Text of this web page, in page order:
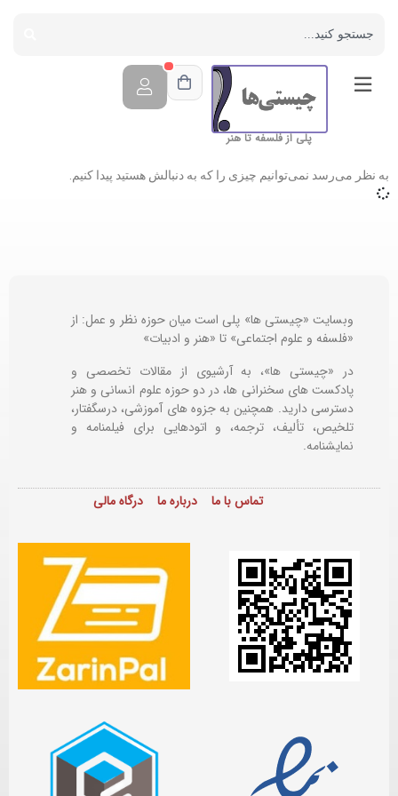
پلی از فلسفه تا هنر
به نظر می‌رسد نمی‌توانیم چیزی را که به دنبالش هستید پیدا کنیم.
وبسایت «چیستی ها» پلی است میان حوزه نظر و عمل: از
«فلسفه و علوم اجتماعی» تا «هنر و ادبیات»
در «چیستی ها»، به آرشیوی از مقالات تخصصی و
پادکست های سخنرانی ها، در دو حوزه علوم انسانی و هنر
دسترسی دارید. همچنین به جزوه های آموزشی، درسگفتار،
تلخیص، تألیف، ترجمه، و اتودهایی برایفیلمنامه و
نمایشنامه.
تماس با ما درباره ما درگاه مالی